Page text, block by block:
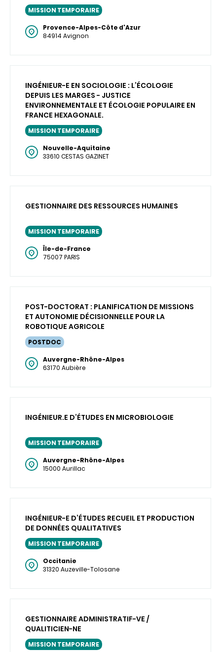
MISSION TEMPORAIRE
Provence-Alpes-Côte d'Azur
84914 Avignon
INGÉNIEUR-E EN SOCIOLOGIE : L’ÉCOLOGIE
DEPUIS LES MARGES - JUSTICE
ENVIRONNEMENTALE ET ÉCOLOGIE POPULAIRE EN
FRANCE HEXAGONALE.
MISSION TEMPORAIRE
Nouvelle-Aquitaine
33610 CESTAS GAZINET
GESTIONNAIRE DES RESSOURCES HUMAINES
MISSION TEMPORAIRE
Île-de-France
75007 PARIS
POST-DOCTORAT : PLANIFICATION DE MISSIONS
ET AUTONOMIE DÉCISIONNELLE POUR LA
ROBOTIQUE AGRICOLE
POSTDOC
Auvergne-Rhône-Alpes
63170 Aubière
INGÉNIEUR.E D’ÉTUDES EN MICROBIOLOGIE
MISSION TEMPORAIRE
Auvergne-Rhône-Alpes
15000 Aurillac
INGÉNIEUR-E D’ÉTUDES RECUEIL ET PRODUCTION
DE DONNÉES QUALITATIVES
MISSION TEMPORAIRE
Occitanie
31320 Auzeville-Tolosane
GESTIONNAIRE ADMINISTRATIF-VE /
QUALITICIEN-NE
MISSION TEMPORAIRE